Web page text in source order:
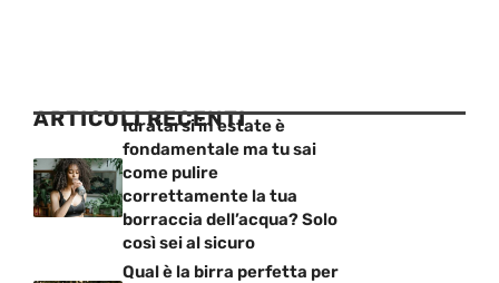
ARTICOLI RECENTI
Idratarsi in estate è
fondamentale ma tu sai
come pulire
correttamente la tua
borraccia dell’acqua? Solo
così sei al sicuro
Qual è la birra perfetta per